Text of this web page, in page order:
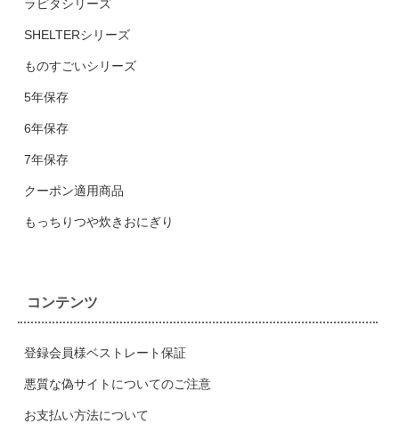
ラピタシリーズ
SHELTERシリーズ
ものすごいシリーズ
5年保存
6年保存
7年保存
クーポン適用商品
もっちりつや炊きおにぎり
コンテンツ
登録会員様ベストレート保証
悪質な偽サイトについてのご注意
お支払い方法について